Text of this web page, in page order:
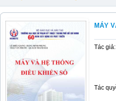
MÁY
Tác giả:
Tác